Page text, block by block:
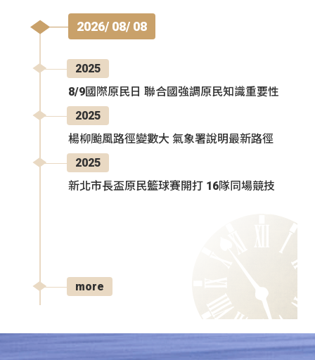
2026/ 08/ 08
2025
8/9國際原民日 聯合國強調原民知識重要性
2025
楊柳颱風路徑變數大 氣象署說明最新路徑
2025
新北市長盃原民籃球賽開打 16隊同場競技
more